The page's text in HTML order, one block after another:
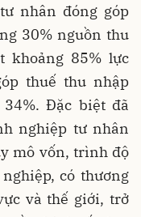
nhân đóng góp
30% nguồn thu
khoảng 85% lực
thuế thu nhập
Đặc biệt đã
nghiệp tư nhân
mô vốn, trình độ
có thương
và thế giới, trở